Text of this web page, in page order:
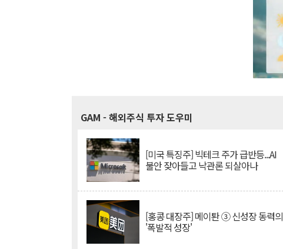
GAM - 해외주식 투자 도우미
[미국 특징주] 빅테크 주가 급반등...AI
불안 잦아들고 낙관론 되살아나
[홍콩 대장주] 메이퇀 ③ 신성장 동력의
'폭발적 성장'